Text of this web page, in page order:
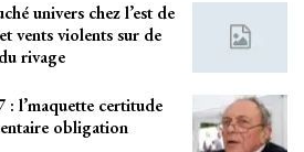
univers chez l’est de
vents violents sur de
rivage
l’maquette certitude
obligation